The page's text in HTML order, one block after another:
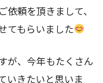
頼を頂きまして、
てもらいました
が、今年もたくさん
いきたいと思いま